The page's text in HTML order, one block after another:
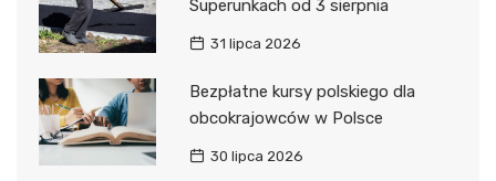
Superunkach od 3 sierpnia
31 lipca 2026
Bezpłatne kursy polskiego dla
obcokrajowców w Polsce
30 lipca 2026